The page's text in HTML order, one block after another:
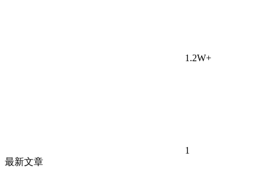
1.2W+
1
最新文章